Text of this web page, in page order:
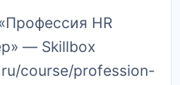
HR
— Skillbox
course/profession-